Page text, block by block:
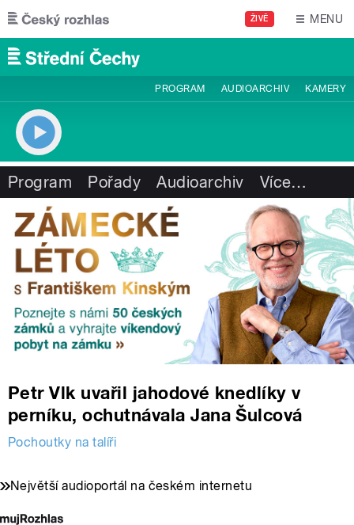
Přejít k hlavnímu obsahu
ŽIVĚ MENU
PROGRAM AUDIOARCHIV KAMERY
Program Pořady Audioarchiv Více…
Petr Vlk uvařil jahodové knedlíky v
perníku, ochutnávala Jana Šulcová
Pochoutky na talíři
Největší audioportál na českém internetu